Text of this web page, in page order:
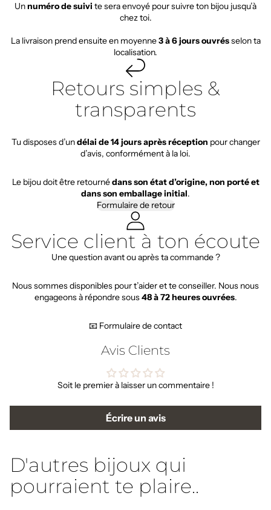
Unnuméro de suivi te sera envoyé pour suivre ton bijou jusqu’à
chez toi.
La livraison prend ensuite en moyenne3 à 6 jours ouvrésselon ta
localisation.
Retours simples &
transparents
Tu disposes d’undélai de 14 jours après réception pour changer
d’avis, conformément à la loi.
Le bijou doit être retournédans son état d’origine, non porté et
dans son emballage initial.
Formulaire de retour
Service client à ton écoute
Une question avant ou après ta commande ?
Nous sommes disponibles pour t’aider et te conseiller. Nous nous
engageons à répondre sous48 à 72 heures ouvrées.
📧 Formulaire de contact
Avis Clients
Soit le premier à laisser un commentaire !
Écrire un avis
D'autres bijoux qui
pourraient te plaire..